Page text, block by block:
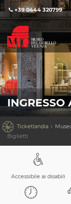
+39 0444 320799
INGRESSO
 Ticketlandia
Biglietti
Accessibile ai disabili